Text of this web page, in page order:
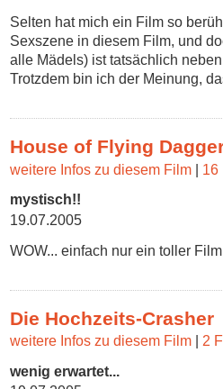
Selten hat mich ein Film so
Sexszene in diesem Film, und
alle Mädels) ist tatsächlich
Trotzdem bin ich der Meinung,
House of Flying
weitere Infos zu diesem Film | 16
mystisch!!
19.07.2005
WOW... einfach nur ein toller
Die Hochzeits-Crasher
weitere Infos zu diesem Film
2
wenig erwartet...